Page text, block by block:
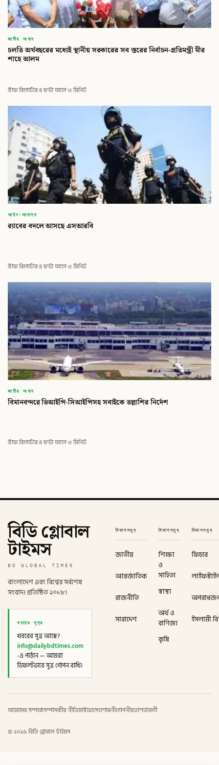
জাতীয় সংবাদ
চলতি অর্থবছরের মধ্যেই স্থানীয় সরকারের সব স্তরের নির্বাচন-প্রতিমন্ত্রী মীর
শাহে আলম
স্টাফ রিপোর্টার·৪ ঘণ্টা আগে·৩ মিনিট
আইন-আদালত
র‍্যাবের বদলে আসছে এসআরবি
স্টাফ রিপোর্টার·৪ ঘণ্টা আগে·৩ মিনিট
জাতীয় সংবাদ
বিমানবন্দরে ভিআইপি-সিআইপিসহ সবাইকে তল্লাশির নির্দেশ
স্টাফ রিপোর্টার·৪ ঘণ্টা আগে·৩ মিনিট
বিডি গ্লোবাল
টাইমস
BD GLOBAL TIMES
বাংলাদেশ এবং বিশ্বের সর্বশেষ
সংবাদ। প্রতিষ্ঠিত ২০১৮।
খবরের সূত্র
খবরের সূত্র আছে?
info@dailybdtimes.com
-এ পাঠান — আমরা
ডিফল্টভাবে সূত্র গোপন রাখি।
বিভাগসমূহ
জাতীয়
আন্তর্জাতিক
রাজনীতি
সারাদেশ
বিভাগসমূহ
শিক্ষা
ও
সাহিত্য
স্বাস্থ্য
অর্থ ও
বাণিজ্য
কৃষি
বিভাগসমূহ
ফিচার
ইসলামী
আমাদের সম্পর্কেসম্পাদকীয় নীতিমাস্টহেডসংশোধনীগোপনীয়তাশর্তাবলী
©২০২৬ বিডি গ্লোবাল টাইমস